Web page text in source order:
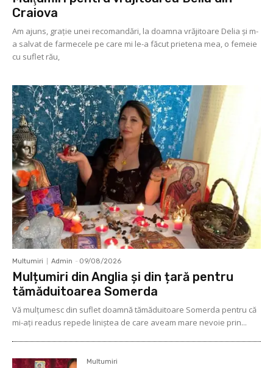
Craiova
Am ajuns, graţie unei recomandări, la doamna vrăjitoare Delia şi m-
a salvat de farmecele pe care mi le-a făcut prietena mea, o femeie
cu suflet rău,
Multumiri Admin - 09/08/2026
Mulțumiri din Anglia și din țară pentru
tămăduitoarea Somerda
Vă mulţumesc din suflet doamnă tămăduitoare Somerda pentru că
mi-aţi readus repede liniştea de care aveam mare nevoie prin...
Multumiri